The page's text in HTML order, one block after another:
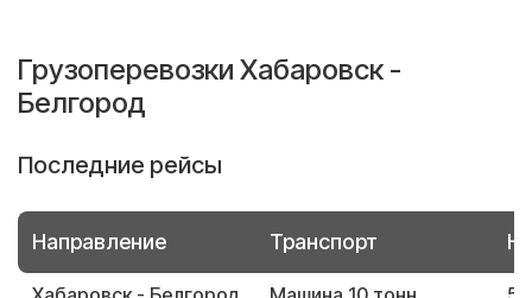
Грузоперевозки Хабаровск -
Белгород
Последние рейсы
Направление Транспорт